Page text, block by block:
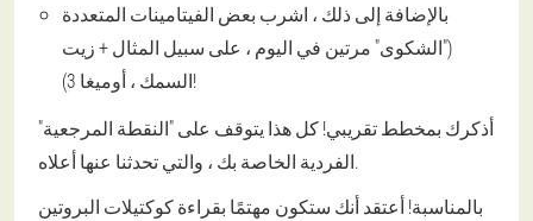
بالإضافة إلى ذلك ، اشرب بعض الفيتامينات المتعددة
("الشكوى" مرتين في اليوم ، على سبيل المثال + زيت
السمك ، أوميغا 3)!
أذكرك بمخطط تقريبي! كل هذا يتوقف على "النقطة المرجعية"
الفردية الخاصة بك ، والتي تحدثنا عنها أعلاه.
بالمناسبة! أعتقد أنك ستكون مهتمًا بقراءة كوكتيلات البروتين